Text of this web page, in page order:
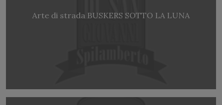
Arte di strada BUSKERS SOTTO LA LUNA